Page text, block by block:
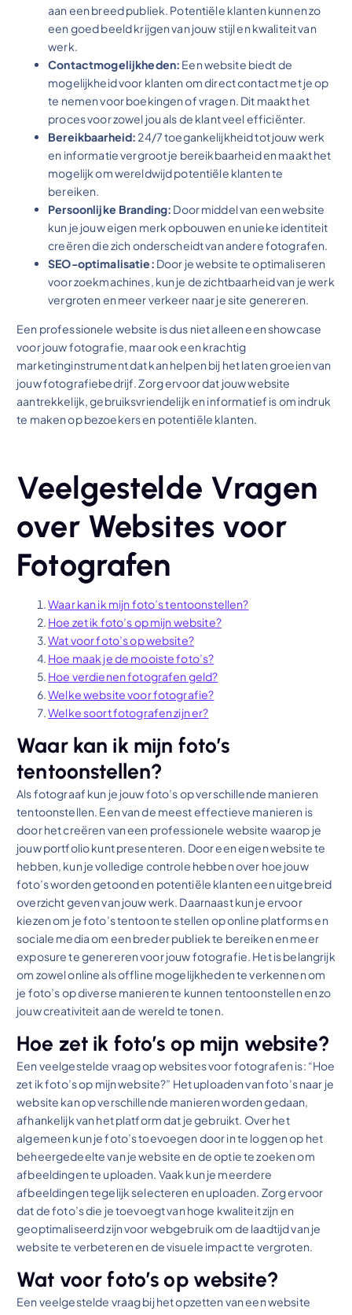
aan een breed publiek. Potentiële klanten kunnen zo
een goed beeld krijgen van jouw stijl en kwaliteit van
werk.
Contactmogelijkheden: Een website biedt de
mogelijkheid voor klanten om direct contact met je op
te nemen voor boekingen of vragen. Dit maakt het
proces voor zowel jou als de klant veel efficiënter.
Bereikbaarheid: 24/7 toegankelijkheid tot jouw werk
en informatie vergroot je bereikbaarheid en maakt het
mogelijk om wereldwijd potentiële klanten te
bereiken.
Persoonlijke Branding: Door middel van een website
kun je jouw eigen merk opbouwen en unieke identiteit
creëren die zich onderscheidt van andere fotografen.
SEO-optimalisatie: Door je website te optimaliseren
voor zoekmachines, kun je de zichtbaarheid van je werk
vergroten en meer verkeer naar je site genereren.
Een professionele website is dus niet alleen een showcase
voor jouw fotografie, maar ook een krachtig
marketinginstrument dat kan helpen bij het laten groeien van
jouw fotografiebedrijf. Zorg ervoor dat jouw website
aantrekkelijk, gebruiksvriendelijk en informatief is om indruk
te maken op bezoekers en potentiële klanten.
Veelgestelde Vragen
over Websites voor
Fotografen
Waar kan ik mijn foto’s tentoonstellen?
Hoe zet ik foto’s op mijn website?
Wat voor foto’s op website?
Hoe maak je de mooiste foto’s?
Hoe verdienen fotografen geld?
Welke website voor fotografie?
Welke soort fotografen zijn er?
Waar kan ik mijn foto’s
tentoonstellen?
Als fotograaf kun je jouw foto’s op verschillende manieren
tentoonstellen. Een van de meest effectieve manieren is
door het creëren van een professionele website waarop je
jouw portfolio kunt presenteren. Door een eigen website te
hebben, kun je volledige controle hebben over hoe jouw
foto’s worden getoond en potentiële klanten een uitgebreid
overzicht geven van jouw werk. Daarnaast kun je ervoor
kiezen om je foto’s tentoon te stellen op online platforms en
sociale media om een breder publiek te bereiken en meer
exposure te genereren voor jouw fotografie. Het is belangrijk
om zowel online als offline mogelijkheden te verkennen om
je foto’s op diverse manieren te kunnen tentoonstellen en zo
jouw creativiteit aan de wereld te tonen.
Hoe zet ik foto’s op mijn website?
Een veelgestelde vraag op websites voor fotografen is: “Hoe
zet ik foto’s op mijn website?” Het uploaden van foto’s naar je
website kan op verschillende manieren worden gedaan,
afhankelijk van het platform dat je gebruikt. Over het
algemeen kun je foto’s toevoegen door in te loggen op het
beheergedeelte van je website en de optie te zoeken om
afbeeldingen te uploaden. Vaak kun je meerdere
afbeeldingen tegelijk selecteren en uploaden. Zorg ervoor
dat de foto’s die je toevoegt van hoge kwaliteit zijn en
geoptimaliseerd zijn voor webgebruik om de laadtijd van je
website te verbeteren en de visuele impact te vergroten.
Wat voor foto’s op website?
Een veelgestelde vraag bij het opzetten van een website